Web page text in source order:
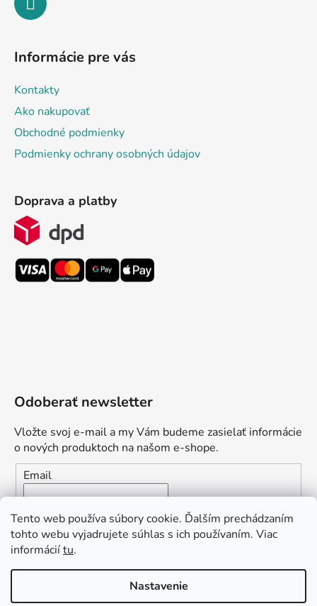
Tento web používa súbory cookie. Ďalším prechádzaním
tohto webu vyjadrujete súhlas s ich používaním. Viac
informáciítu.
Nastavenie
Informácie pre vás
Kontakty
Ako nakupovať
Obchodné podmienky
Podmienky ochrany osobných údajov
Doprava a platby
Odoberať newsletter
Vložte svoj e-mail a my Vám budeme zasielať informácie
o nových produktoch na našom e-shope.
Email
Vložením e-mailu súhlasíte s
podmienkami ochrany
osobných údajov
môžem pomôcť?“